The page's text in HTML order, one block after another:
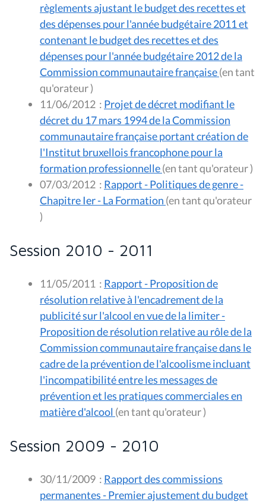
règlements ajustant le budget des recettes et
des dépenses pour l'année budgétaire 2011 et
contenant le budget des recettes et des
dépenses pour l'année budgétaire 2012 de la
Commission communautaire française(en tant
qu'orateur )
11/06/2012 : Projet de décret modifiant le
décret du 17 mars 1994 de la Commission
communautaire française portant création de
l'Institut bruxellois francophone pour la
formation professionnelle
(en tant qu'orateur )
07/03/2012 : Rapport - Politiques de genre -
Chapitre Ier - La Formation (en tant qu'orateur
)
Session 2010 - 2011
11/05/2011 : Rapport - Proposition de
résolution relative à l'encadrement de la
publicité sur l'alcool en vue de la limiter -
Proposition de résolution relative au rôle de la
Commission communautaire française dans le
cadre de la prévention de l'alcoolisme incluant
l'incompatibilité entre les messages de
prévention et les pratiques commerciales en
matière d'alcool
(en tant qu'orateur )
Session 2009 - 2010
30/11/2009 : Rapport des commissions
permanentes - Premier ajustement du budget